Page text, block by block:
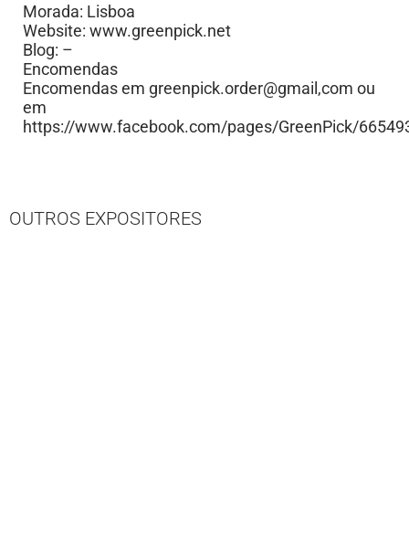
Morada: Lisboa
Website: www.greenpick.net
Blog: –
Encomendas
Encomendas em greenpick.order@gmail,com ou
em
https://www.facebook.com/pages/GreenPick/
OUTROS EXPOSITORES